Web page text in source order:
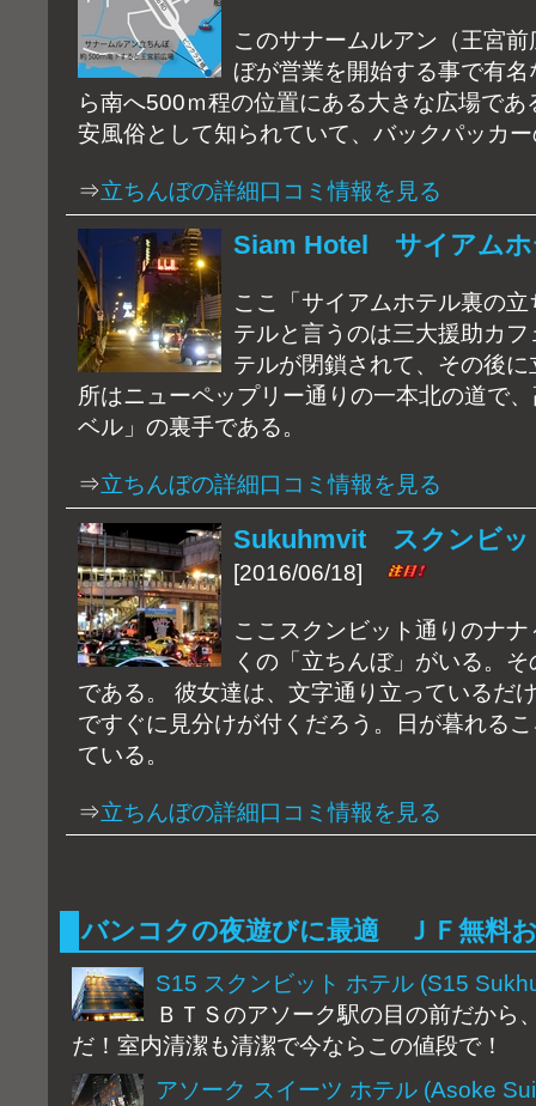
このサナームルアン（王宮
ぼが営業を開始する事で有
ら南へ500ｍ程の位置にある大きな広場で
安風俗として知られていて、バックパッカ
⇒立ちんぼの詳細口コミ情報を見る
Siam Hotel サイアムホ
ここ「サイアムホテル裏の
テルと言うのは三大援助カ
テルが閉鎖されて、その後
所はニューペップリー通りの一本北の道で
ベル」の裏手である。
⇒立ちんぼの詳細口コミ情報を見る
Sukuhmvit スクンビッ
[2016/06/18]
ここスクンビット通りのナ
くの「立ちんぼ」がいる。
である。 彼女達は、文字通り立っているだ
ですぐに見分けが付くだろう。日が暮れる
ている。
⇒立ちんぼの詳細口コミ情報を見る
バンコクの夜遊びに最適 ＪＦ無料
S15 スクンビット ホテル (S15
ＢＴＳのアソーク駅の目の前だから
だ！室内清潔も清潔で今ならこの値段で！
アソーク スイーツ ホテル (Asoke